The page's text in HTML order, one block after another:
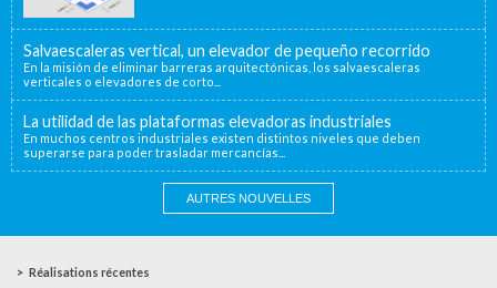
Salvaescaleras vertical, un elevador de pequeño recorrido
En la misión de eliminar barreras arquitectónicas, los salvaescaleras
verticales o elevadores de corto...
La utilidad de las plataformas elevadoras industriales
En muchos centros industriales existen distintos niveles que deben
superarse para poder trasladar mercancías...
AUTRES NOUVELLES
Réalisations récentes